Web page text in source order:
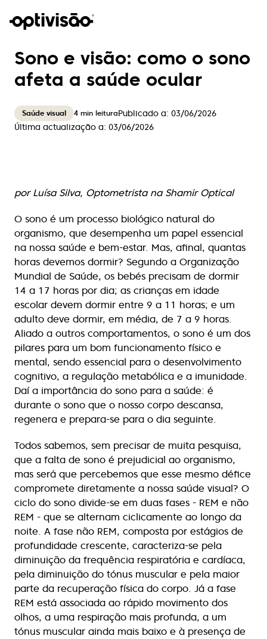
Sono e visão: como o sono
afeta a saúde ocular
Saúde visual 4 min leituraPublicado a: 03/06/2026
Última actualização a: 03/06/2026
por Luísa Silva, Optometrista na Shamir Optical
O sono é um processo biológico natural do
organismo, que desempenha um papel essencial
na nossa saúde e bem-estar. Mas, afinal, quantas
horas devemos dormir? Segundo a Organização
Mundial de Saúde, os bebés precisam de dormir
14 a 17 horas por dia; as crianças em idade
escolar devem dormir entre 9 a 11 horas; e um
adulto deve dormir, em média, de 7 a 9 horas.
Aliado a outros comportamentos, o sono é um dos
pilares para um bom funcionamento físico e
mental, sendo essencial para o desenvolvimento
cognitivo, a regulação metabólica e a imunidade.
Daí a importância do sono para a saúde: é
durante o sono que o nosso corpo descansa,
regenera e prepara-se para o dia seguinte.
Todos sabemos, sem precisar de muita pesquisa,
que a falta de sono é prejudicial ao organismo,
mas será que percebemos que esse mesmo défice
compromete diretamente a nossa saúde visual? O
ciclo do sono divide-se em duas fases - REM e não
REM - que se alternam ciclicamente ao longo da
noite. A fase não REM, composta por estágios de
profundidade crescente, caracteriza-se pela
diminuição da frequência respiratória e cardíaca,
pela diminuição do tónus muscular e pela maior
parte da recuperação física do corpo. Já a fase
REM está associada ao rápido movimento dos
olhos, a uma respiração mais profunda, a um
tónus muscular ainda mais baixo e à presença de